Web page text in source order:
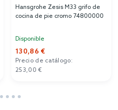
Hansgrohe Zesis M33 grifo de
cocina de pie cromo 74800000
Disponible
130,86 €
Precio de catálogo:
253,00 €